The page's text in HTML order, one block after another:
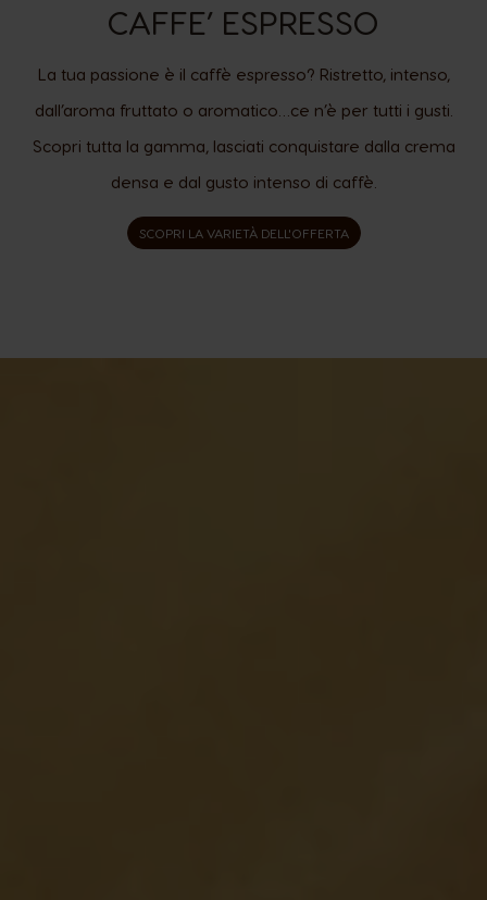
CAFFE’ ESPRESSO
La tua passione è il caffè espresso? Ristretto, intenso,
dall’aroma fruttato o aromatico…ce n’è per tutti i gusti.
Scopri tutta la gamma, lasciati conquistare dalla crema
densa e dal gusto intenso di caffè.
SCOPRI LA VARIETÀ DELL'OFFERTA